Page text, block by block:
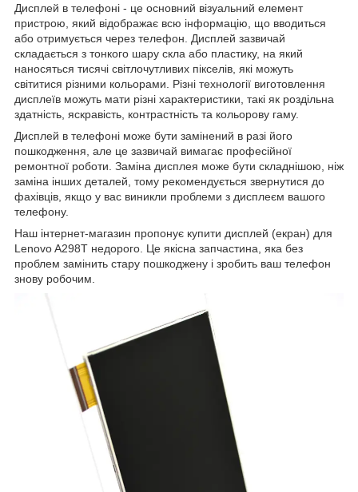
Дисплей в телефоні - це основний візуальний елемент
пристрою, який відображає всю інформацію, що вводиться
або отримується через телефон. Дисплей зазвичай
складається з тонкого шару скла або пластику, на який
наносяться тисячі світлочутливих пікселів, які можуть
світитися різними кольорами. Різні технології виготовлення
дисплеїв можуть мати різні характеристики, такі як роздільна
здатність, яскравість, контрастність та кольорову гаму.
Дисплей в телефоні може бути замінений в разі його
пошкодження, але це зазвичай вимагає професійної
ремонтної роботи. Заміна дисплея може бути складнішою, ніж
заміна інших деталей, тому рекомендується звернутися до
фахівців, якщо у вас виникли проблеми з дисплеєм вашого
телефону.
Наш інтернет-магазин пропонує купити дисплей (екран) для
Lenovo A298T недорого. Це якісна запчастина, яка без
проблем замінить стару пошкоджену і зробить ваш телефон
знову робочим.